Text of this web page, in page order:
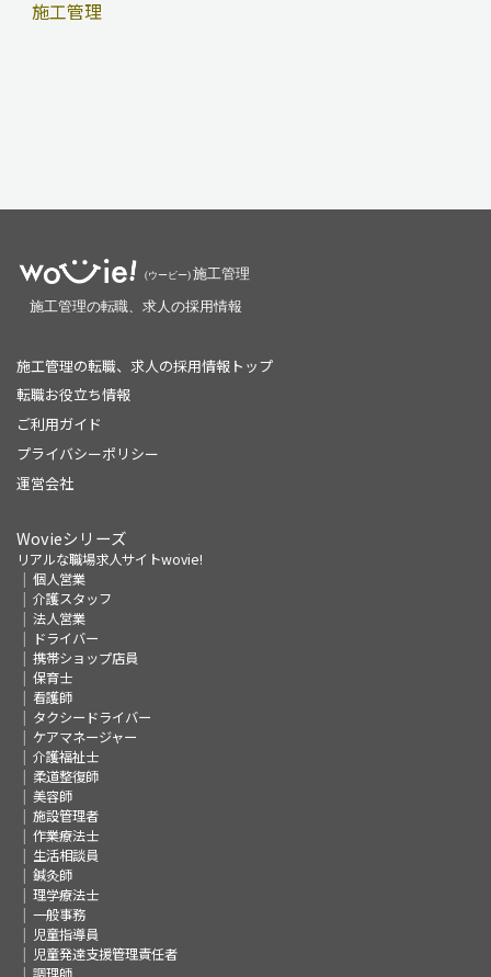
施工管理
施工管理の転職、求人の採用情報トップ
転職お役立ち情報
ご利用ガイド
プライバシーポリシー
運営会社
Wovieシリーズ
リアルな職場求人サイトwovie!
個人営業
介護スタッフ
法人営業
ドライバー
携帯ショップ店員
保育士
看護師
タクシードライバー
ケアマネージャー
介護福祉士
柔道整復師
美容師
施設管理者
作業療法士
生活相談員
鍼灸師
理学療法士
一般事務
児童指導員
児童発達支援管理責任者